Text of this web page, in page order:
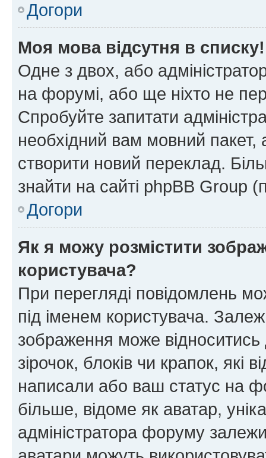
Догори
Моя мова відсутня в списку!
Одне з двох, або
на форумі, або ще ніхто не
Спробуйте запитати
необхідний вам мовний
створити новий переклад.
знайти на сайті phpBB Group
Догори
Як я можу розмістити
користувача?
При перегляді повідомлень
під іменем користувача.
зображення може відноситись
зірочок, блоків чи крапок, які
написали або ваш статус на
більше, відоме як аватар,
адміністратора форуму